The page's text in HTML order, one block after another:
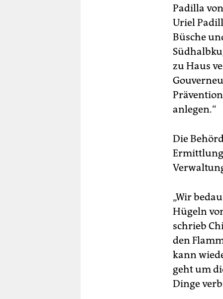
Padilla
Uriel
Büsche
zu Haus
anlegen.“
Die
„Wir
Hügeln
schrieb
den
kann
geht um
Dinge